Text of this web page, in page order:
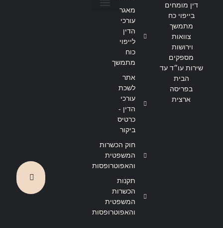
דין מומחים
בייפוי כח
מתמשך
צוואות
וירושות
מספקים
שירות עו״ד עד
הבית
בפריסה
ארצית
מאגר
עורכי
הדין
לייפוי
כוח
מתמשך
אתר
לשכת
עורכי
הדין -
כרטיס
ביקור
חוק הכשרות
המשפטית
והאפוטרופסות
תקנות
הכשרות
המשפטית
והאפוטרופסות